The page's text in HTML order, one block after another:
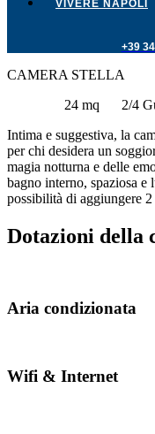
VIVERE NAPOLI
+39
CAMERA STELLA
24 mq
2/4
Intima e suggestiva, la
per chi desidera un
magia notturna e delle
bagno interno, spaziosa
possibilità di aggiungere
Dotazioni della
Aria condizionata
Wifi & Internet